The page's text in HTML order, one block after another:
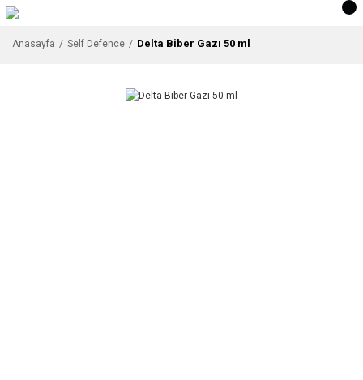
Anasayfa Self Defence Delta Biber Gazı 50 ml